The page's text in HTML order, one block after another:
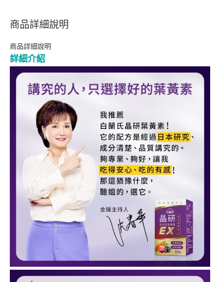
商品詳細說明
商品詳細說明
詳細介紹